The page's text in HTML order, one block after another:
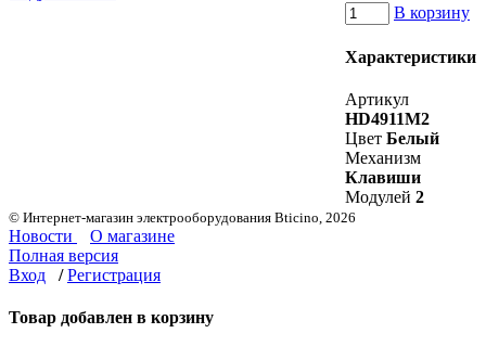
В корзину
Характеристики
Артикул
HD4911M2
Цвет Белый
Механизм
Клавиши
Модулей 2
© Интернет-магазин электрооборудования Bticino, 2026
Новости
О магазине
Полная версия
Вход
/ Регистрация
Товар добавлен в корзину